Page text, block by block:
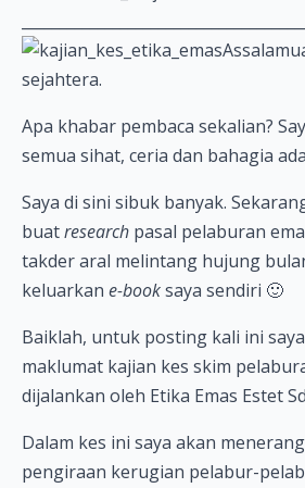
sejahtera.
Apa khabar pembaca sekalian?
semua sihat, ceria dan bahagia
Saya di sini sibuk banyak.
buatresearch pasal pelaburan
takder aral melintang hujung
keluarkan e-booksaya sendiri 🙂
Baiklah, untuk posting kali ini
maklumat kajian kes skim
dijalankan oleh Etika Emas Estet
Dalam kes ini saya akan
pengiraan kerugian pelabur-